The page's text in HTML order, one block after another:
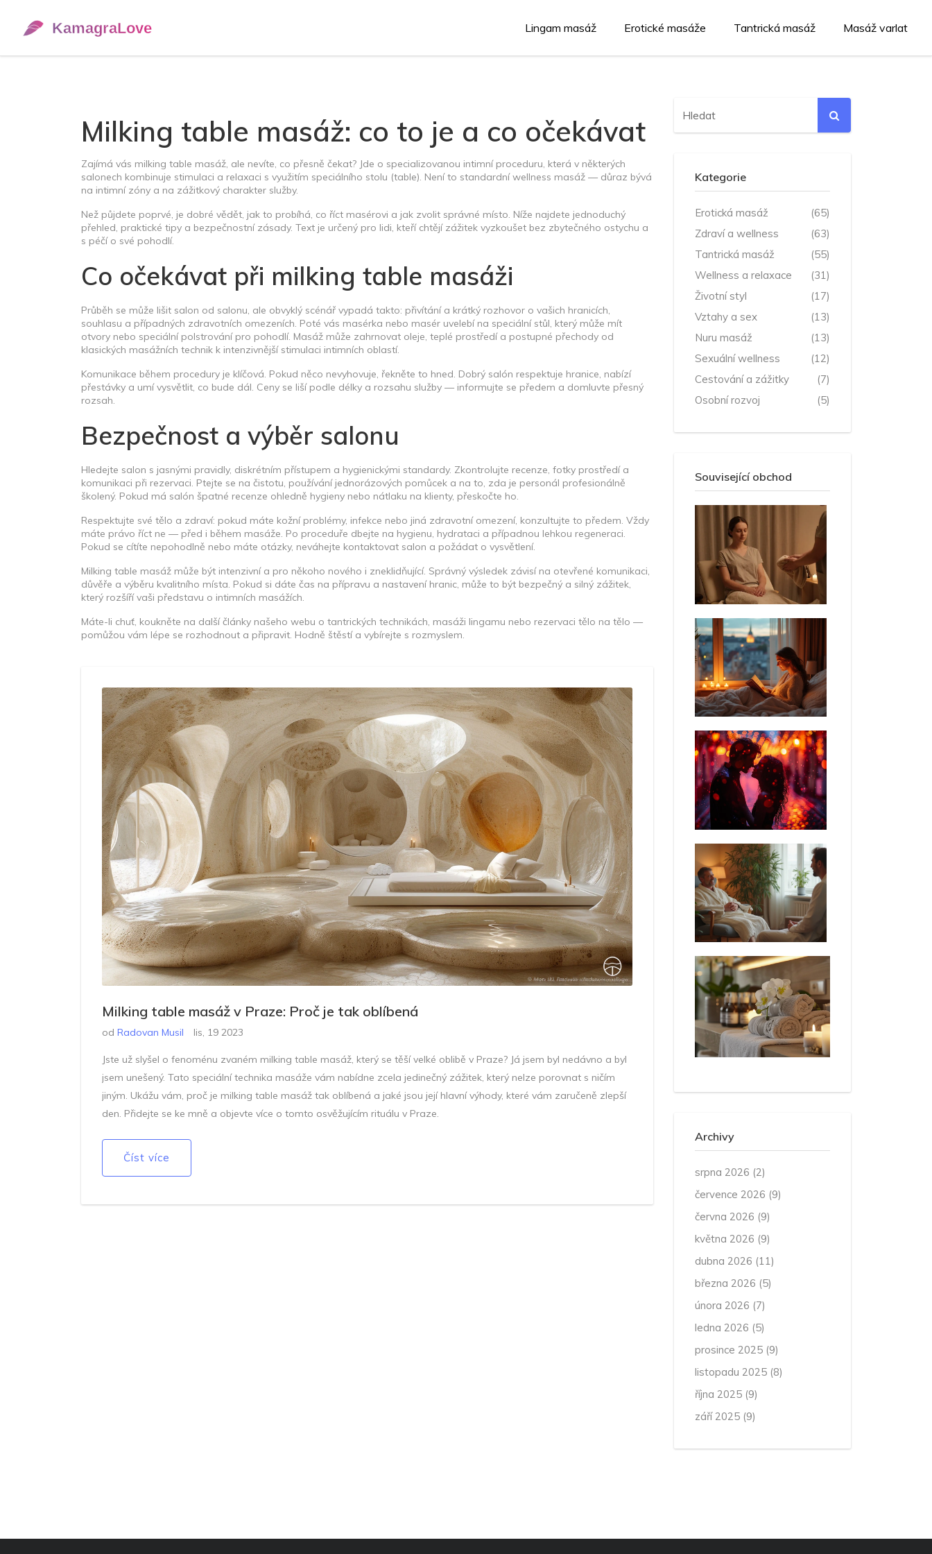
Lingam masáž Erotické masáže Tantrická masáž Masáž varlat
Milking table masáž: co to je a co očekávat
Zajímá vás milking table masáž, ale nevíte, co přesně čekat? Jde o specializovanou intimní proceduru, která v některých
salonech kombinuje stimulaci a relaxaci s využitím speciálního stolu (table). Není to standardní wellness masáž — důraz bývá
na intimní zóny a na zážitkový charakter služby.
Než půjdete poprvé, je dobré vědět, jak to probíhá, co říct masérovi a jak zvolit správné místo. Níže najdete jednoduchý
přehled, praktické tipy a bezpečnostní zásady. Text je určený pro lidi, kteří chtějí zážitek vyzkoušet bez zbytečného ostychu a
s péčí o své pohodlí.
Co očekávat při milking table masáži
Průběh se může lišit salon od salonu, ale obvyklý scénář vypadá takto: přivítání a krátký rozhovor o vašich hranicích,
souhlasu a případných zdravotních omezeních. Poté vás masérka nebo masér uvelebí na speciální stůl, který může mít
otvory nebo speciální polstrování pro pohodlí. Masáž může zahrnovat oleje, teplé prostředí a postupné přechody od
klasických masážních technik k intenzivnější stimulaci intimních oblastí.
Komunikace během procedury je klíčová. Pokud něco nevyhovuje, řekněte to hned. Dobrý salón respektuje hranice, nabízí
přestávky a umí vysvětlit, co bude dál. Ceny se liší podle délky a rozsahu služby — informujte se předem a domluvte přesný
rozsah.
Bezpečnost a výběr salonu
Hledejte salon s jasnými pravidly, diskrétním přístupem a hygienickými standardy. Zkontrolujte recenze, fotky prostředí a
komunikaci při rezervaci. Ptejte se na čistotu, používání jednorázových pomůcek a na to, zda je personál profesionálně
školený. Pokud má salón špatné recenze ohledně hygieny nebo nátlaku na klienty, přeskočte ho.
Respektujte své tělo a zdraví: pokud máte kožní problémy, infekce nebo jiná zdravotní omezení, konzultujte to předem. Vždy
máte právo říct ne — před i během masáže. Po proceduře dbejte na hygienu, hydrataci a případnou lehkou regeneraci.
Pokud se cítíte nepohodlně nebo máte otázky, neváhejte kontaktovat salon a požádat o vysvětlení.
Milking table masáž může být intenzivní a pro někoho nového i zneklidňující. Správný výsledek závisí na otevřené komunikaci,
důvěře a výběru kvalitního místa. Pokud si dáte čas na přípravu a nastavení hranic, může to být bezpečný a silný zážitek,
který rozšíří vaši představu o intimních masážích.
Máte-li chuť, koukněte na další články našeho webu o tantrických technikách, masáži lingamu nebo rezervaci tělo na tělo —
pomůžou vám lépe se rozhodnout a připravit. Hodně štěstí a vybírejte s rozmyslem.
Milking table masáž v Praze: Proč je tak oblíbená
od Radovan Musil lis, 19 2023
Jste už slyšel o fenoménu zvaném milking table masáž, který se těší velké oblibě v Praze? Já jsem byl nedávno a byl
jsem unešený. Tato speciální technika masáže vám nabídne zcela jedinečný zážitek, který nelze porovnat s ničím
jiným. Ukážu vám, proč je milking table masáž tak oblíbená a jaké jsou její hlavní výhody, které vám zaručeně zlepší
den. Přidejte se ke mně a objevte více o tomto osvěžujícím rituálu v Praze.
Číst více
Kategorie
Erotická masáž
(65)
Zdraví a wellness
(63)
Tantrická masáž
(55)
Wellness a relaxace
(31)
Životní styl
(17)
Vztahy a sex
(13)
Nuru masáž
(13)
Sexuální wellness
(12)
Cestování a zážitky
(7)
Osobní rozvoj
(5)
Související obchod
Archivy
srpna 2026 (2)
července 2026 (9)
června 2026 (9)
května 2026 (9)
dubna 2026 (11)
března 2026 (5)
února 2026 (7)
ledna 2026 (5)
prosince 2025 (9)
listopadu 2025 (8)
října 2025 (9)
září 2025 (9)